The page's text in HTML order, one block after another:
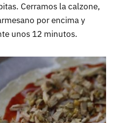
Cerramos la calzone,
por encima y
unos 12 minutos.